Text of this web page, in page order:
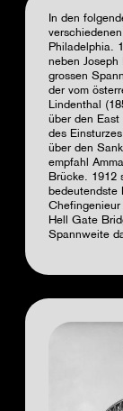
In den
Philadelphia.
neben
grossen
der vom
Lindenthal
über den East
des
über den
empfahl
Brücke. 1912
bedeutendste
Hell Gate
Spannweite